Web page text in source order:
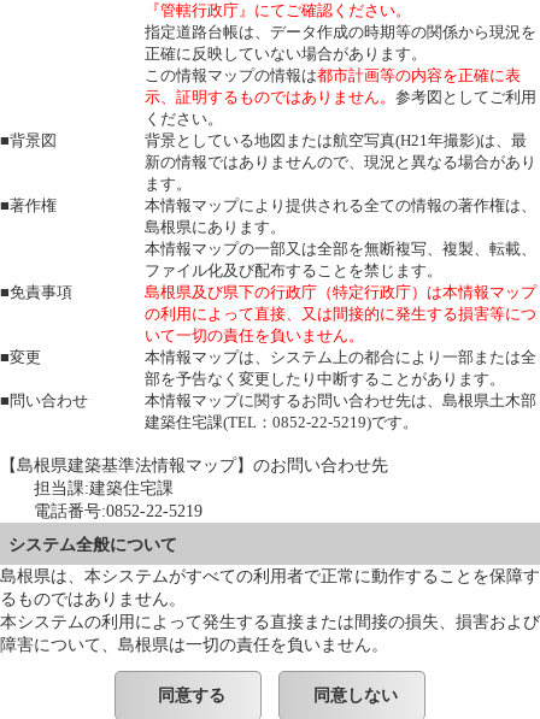
『管轄行政庁』にてご確認ください。
指定道路台帳は、データ作成の時期等の関係から現況を
正確に反映していない場合があります。
この情報マップの情報は都市計画等の内容を正確に表
示、証明するものではありません。 参考図としてご利用
ください。
■背景図
背景としている地図または航空写真(H21年撮影)は、最
新の情報ではありませんので、現況と異なる場合があり
ます。
■著作権
本情報マップにより提供される全ての情報の著作権は、
島根県にあります。
本情報マップの一部又は全部を無断複写、複製、転載、
ファイル化及び配布することを禁じます。
■免責事項
島根県及び県下の行政庁（特定行政庁）は本情報マップ
の利用によって直接、又は間接的に発生する損害等につ
いて一切の責任を負いません。
■変更
本情報マップは、システム上の都合により一部または全
部を予告なく変更したり中断することがあります。
■問い合わせ
本情報マップに関するお問い合わせ先は、島根県土木部
建築住宅課(TEL：0852-22-5219)です。
【島根県建築基準法情報マップ】のお問い合わせ先
担当課:建築住宅課
電話番号:0852-22-5219
システム全般について
島根県は、本システムがすべての利用者で正常に動作することを保障す
るものではありません。
本システムの利用によって発生する直接または間接の損失、損害および
障害について、島根県は一切の責任を負いません。
同意する 同意しない